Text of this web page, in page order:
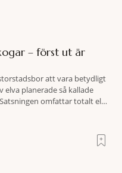
– först ut är
att vara betydligt
planerade så kallade
omfattar totalt elva